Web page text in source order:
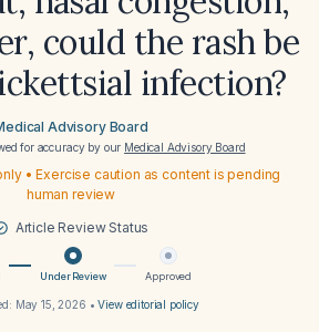
could the rash be
infection?
Advisory Board
for accuracy by our Medical Advisory Board
• Exercise caution as content is pending
human review
Article Review Status
Under Review Approved
May 15, 2026 •View editorial policy